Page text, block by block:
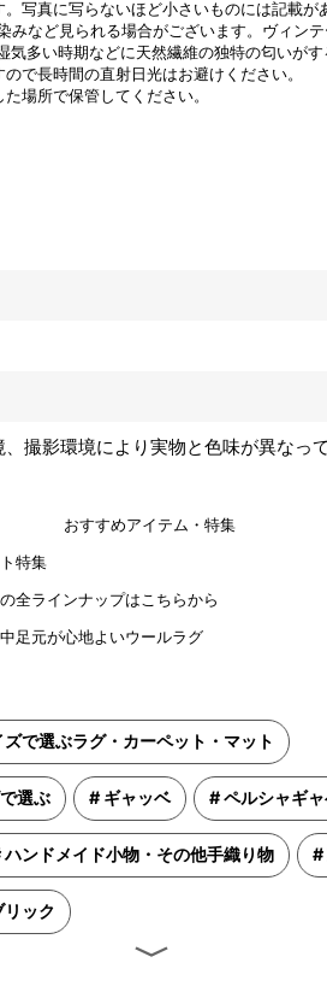
写真に写らないほど小さいものには記載が
みなど見られる場合がございます。ヴィン
多い時期などに天然繊維の独特の匂いがす
で長時間の直射日光はお避けください。
場所で保管してください。
撮影環境により実物と色味が異なっ
おすすめアイテム・特集
特集
全ラインナップはこちらから
足元が心地よいウールラグ
で選ぶラグ・カーペット・マット
選ぶ ギャッベ ペルシャギャ
ハンドメイド小物・その他手織り物
ック
〉